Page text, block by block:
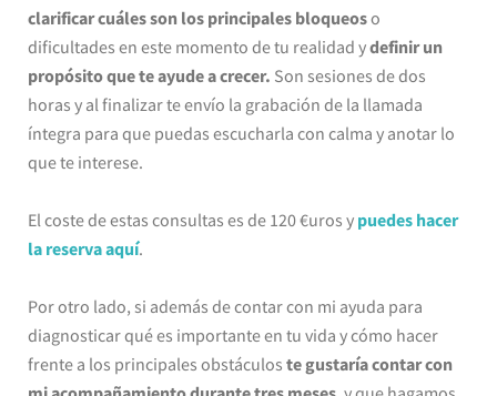
clarificar cuáles son los principales bloqueoso
dificultades en este momento de tu realidad ydefinir un
propósito que te ayude a crecer. Son sesiones de dos
horas y al finalizar te envío la grabación de la llamada
íntegra para que puedas escucharla con calma y anotar lo
que te interese.
El coste de estas consultas es de 120 €uros y puedes hacer
la reserva aquí.
Por otro lado, si además de contar con mi ayuda para
diagnosticar qué es importante en tu vida y cómo hacer
frente a los principales obstáculos te gustaría contar con